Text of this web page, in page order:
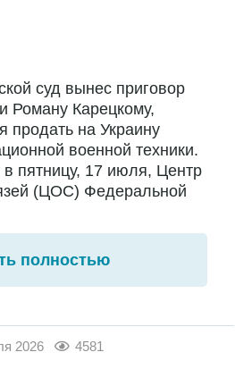
суд вынес приговор
Роману Карецкому,
продать на Украину
военной техники.
пятницу, 17 июля, Центр
(ЦОС) Федеральной
полностью
2026 4581